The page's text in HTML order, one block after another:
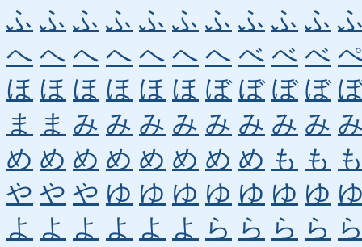
ふ ふ ふ ふ ふ ふ ふ ふ ふ ふ
へ へ へ へ へ へ へ べ べ べ
ほ ほ ほ ほ ほ ほ ぼ ぼ ぼ ぼ
ま
ま み み み み み み み み
め め め め め め め め も も
や や や ゆ ゆ ゆ ゆ ゆ ゆ ゆ
よ よ よ よ よ よ ら ら ら ら